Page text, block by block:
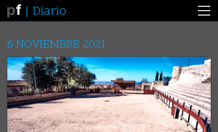
Diario
6 NOVIEMBRE 2021